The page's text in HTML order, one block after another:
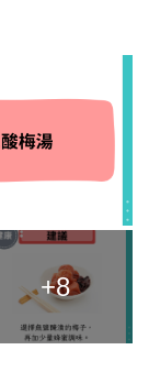
+8